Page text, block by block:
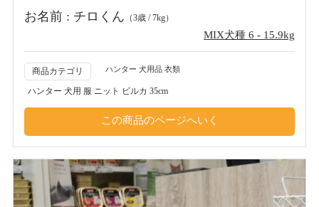
お名前 : チロくん （3歳 / 7kg）
MIX犬種 6 - 15.9kg
商品カテゴリ ハンター 犬用品 衣類
ハンター 犬用 服 ニット ビルカ 35cm